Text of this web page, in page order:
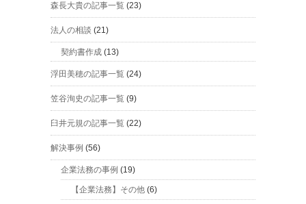
森長大貴の記事一覧 (23)
法人の相談 (21)
契約書作成 (13)
浮田美穂の記事一覧 (24)
笠谷洵史の記事一覧 (9)
臼井元規の記事一覧 (22)
解決事例 (56)
企業法務の事例 (19)
【企業法務】その他 (6)